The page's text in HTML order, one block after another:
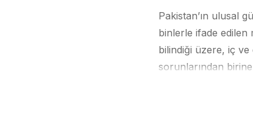
Pakistan’ın ulusal
binlerle ifade edilen
bilindiği üzere, iç ve
sorunlarından